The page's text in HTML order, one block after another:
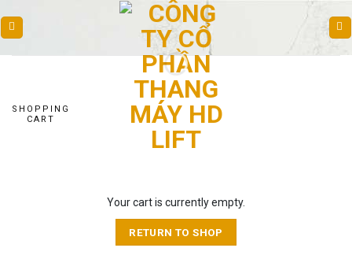
content
SHOPPING
CART
Your cart is currently empty.
RETURN TO SHOP